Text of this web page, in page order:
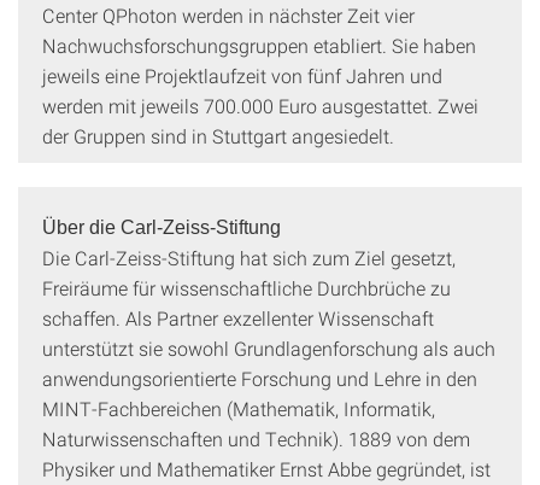
Center QPhoton werden in nächster Zeit vier
Nachwuchsforschungsgruppen etabliert. Sie haben
jeweils eine Projektlaufzeit von fünf Jahren und
werden mit jeweils 700.000 Euro ausgestattet. Zwei
der Gruppen sind in Stuttgart angesiedelt.
Über die Carl-Zeiss-Stiftung
Die Carl-Zeiss-Stiftung hat sich zum Ziel gesetzt,
Freiräume für wissenschaftliche Durchbrüche zu
schaffen. Als Partner exzellenter Wissenschaft
unterstützt sie sowohl Grundlagenforschung als auch
anwendungsorientierte Forschung und Lehre in den
MINT-Fachbereichen (Mathematik, Informatik,
Naturwissenschaften und Technik). 1889 von dem
Physiker und Mathematiker Ernst Abbe gegründet, ist